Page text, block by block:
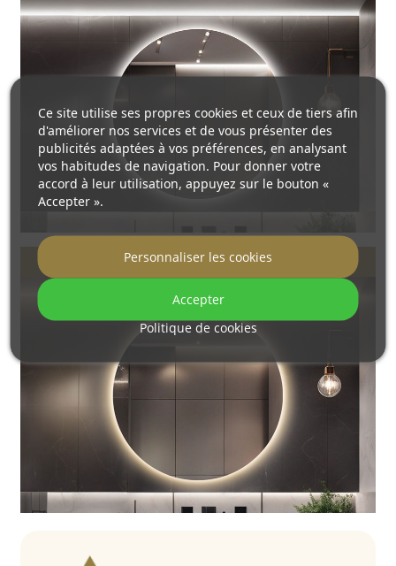
Blanc chaud 3000K
Ce site utilise ses propres cookies et ceux de tiers afin
d'améliorer nos services et de vous présenter des
publicités adaptées à vos préférences, en analysant
vos habitudes de navigation. Pour donner votre
accord à leur utilisation, appuyez sur le bouton «
Accepter ».
Politique de cookies
Personnaliser les cookies
Accepter